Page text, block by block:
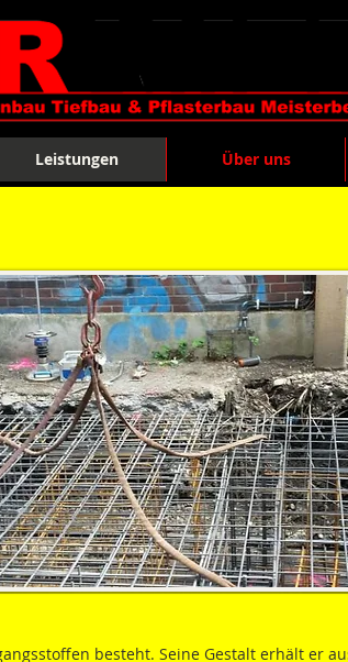
Leistungen Über uns
besteht. Seine Gestalt erhält er